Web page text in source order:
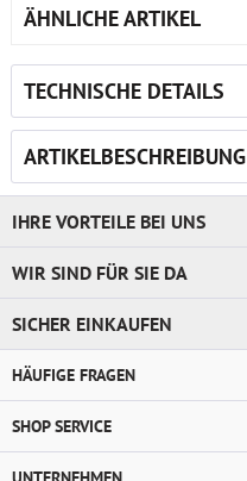
ÄHNLICHE ARTIKEL
TECHNISCHE DETAILS
ARTIKELBESCHREIBUNG
IHRE VORTEILE BEI UNS
WIR SIND FÜR SIE DA
SICHER EINKAUFEN
HÄUFIGE FRAGEN
SHOP SERVICE